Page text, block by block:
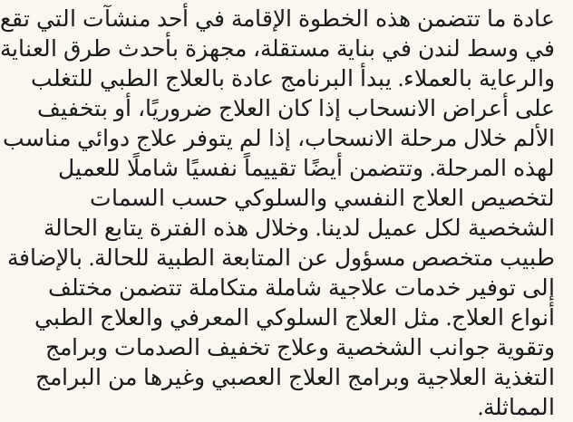
عادة ما تتضمن هذه الخطوة الإقامة في أحد منشآت التي تقع
في وسط لندن في بناية مستقلة، مجهزة بأحدث طرق العناية
والرعاية بالعملاء. يبدأ البرنامج عادة بالعلاج الطبي للتغلب
على أعراض الانسحاب إذا كان العلاج ضروريًا، أو بتخفيف
الألم خلال مرحلة الانسحاب، إذا لم يتوفر علاج دوائي مناسب
لهذه المرحلة. وتتضمن أيضًا تقييماً نفسيًا شاملًا للعميل
لتخصيص العلاج النفسي والسلوكي حسب السمات
الشخصية لكل عميل لدينا. وخلال هذه الفترة يتابع الحالة
طبيب متخصص مسؤول عن المتابعة الطبية للحالة. بالإضافة
إلى توفير خدمات علاجية شاملة متكاملة تتضمن مختلف
أنواع العلاج. مثل العلاج السلوكي المعرفي والعلاج الطبي
وتقوية جوانب الشخصية وعلاج تخفيف الصدمات وبرامج
التغذية العلاجية وبرامج العلاج العصبي وغيرها من البرامج
المماثلة.